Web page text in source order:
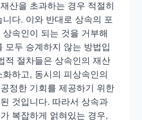
산을 초과하는 경우 적절히
니다. 이와 반대로 상속의 포
상속인이 되는 것을 거부해
모두 승계하지 않는 방법입
적 절차들은 상속인의 재산
하고, 동시의 피상속인의
정한 기회를 제공하기 위한
것입니다. 따라서 상속과
복잡하게 얽혀있는 경우,